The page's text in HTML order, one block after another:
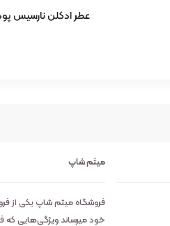
عطر ادکلن نارسیس
میثم شاپ
فروشگاه میثم شاپ یکی از
خود میرساند ویژگی‌هایی که